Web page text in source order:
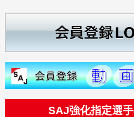
SAJ強化指定選手